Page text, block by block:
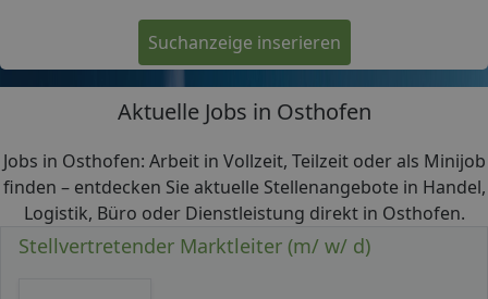
Suchanzeige inserieren
Aktuelle Jobs in Osthofen
Jobs in Osthofen: Arbeit in Vollzeit, Teilzeit oder als Minijob
finden – entdecken Sie aktuelle Stellenangebote in Handel,
Logistik, Büro oder Dienstleistung direkt in Osthofen.
Stellvertretender Marktleiter (m/ w/ d)